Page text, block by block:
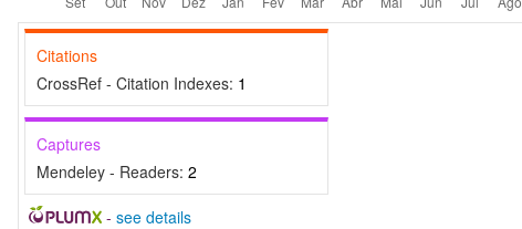
Citations
CrossRef - Citation Indexes: 1
Captures
Mendeley - Readers:2
- see details